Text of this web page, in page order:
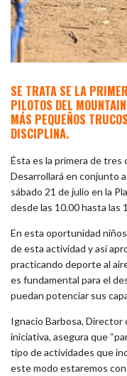
SE TRATA SE LA
PILOTOS DEL
MÁS PEQUEÑOS
DISCIPLINA.
Ésta es la primera de
Desarrollará en conjunto
sábado 21 de julio en la
desde las 10.00 hasta las
En esta oportunidad
de esta actividad y así
practicando deporte al
es fundamental para el
puedan potenciar sus
Ignacio Barbosa, Director
iniciativa, asegura que
tipo de actividades que
este modo estaremos